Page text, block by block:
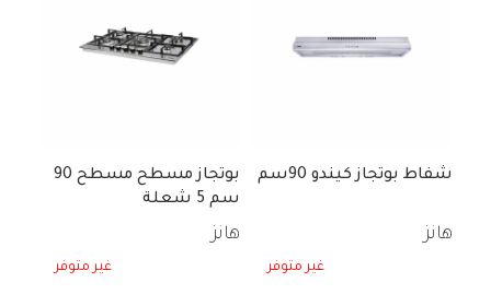
شفاط بوتجاز كيندو 90سم
هانز
غير متوفر
بوتجاز مسطح مسطح 90
سم 5 شعلة
هانز
غير متوفر